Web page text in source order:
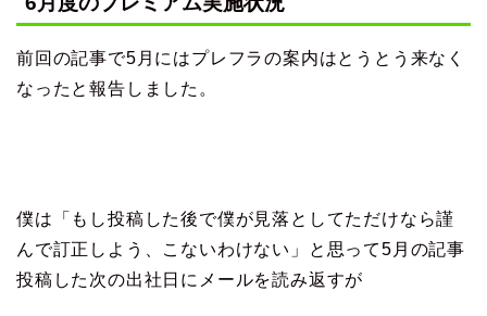
前回の記事で5月にはプレフラの案内はとうとう来なく
なったと報告しました。
僕は「もし投稿した後で僕が見落としてただけなら謹
んで訂正しよう、こないわけない」と思って5月の記事
投稿した次の出社日にメールを読み返すが